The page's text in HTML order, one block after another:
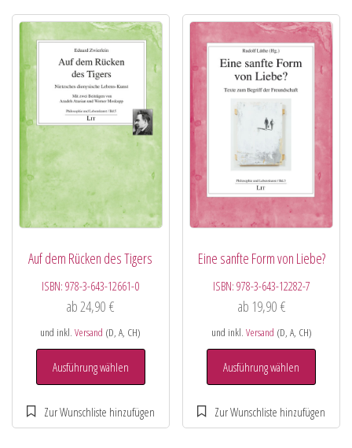
Auf dem Rücken des Tigers
ISBN:978-3-643-12661-0
ab 24,90€
und inkl.Versand (D, A, CH)
Ausführung wählen
Eine sanfte Form von Liebe?
ISBN: 978-3-643-12282-7
ab 19,90 €
und inkl. Versand (D, A, CH)
Ausführung wählen